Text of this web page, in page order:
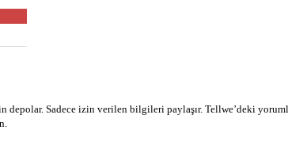
Sadece izin verilen bilgileri paylaşır. Tellwe’deki